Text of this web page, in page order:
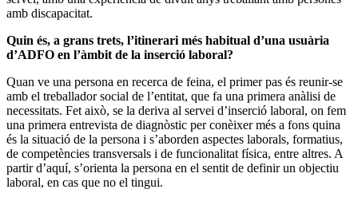
amb discapacitat.
Quin és, a grans trets, l’itinerari més habitual d’una usuària
d’ADFO en l’àmbit de la inserció laboral?
Quan ve una persona en recerca de feina, el primer pas és reunir-se
amb el treballador social de l’entitat, que fa una primera anàlisi de
necessitats. Fet això, se la deriva al servei d’inserció laboral, on fem
una primera entrevista de diagnòstic per conèixer més a fons quina
és la situació de la persona i s’aborden aspectes laborals, formatius,
de competències transversals i de funcionalitat física, entre altres. A
partir d’aquí, s’orienta la persona en el sentit de definir un objectiu
laboral, en cas que no el tingui.